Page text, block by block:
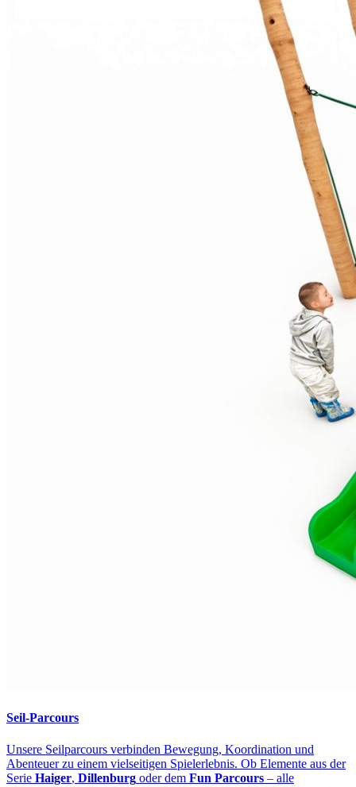
Seil-Parcours
Unsere Seilparcours verbinden Bewegung, Koordination und
Abenteuer zu einem vielseitigen Spielerlebnis. Ob Elemente aus der
Serie Haiger, Dillenburg oder dem Fun Parcours – alle